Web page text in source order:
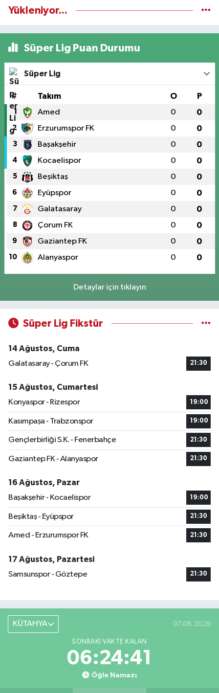
Yükleniyor...
Süper Lig Puan Durumu
Süper Lig
# Takım O P
1 Amed 0 0
2 Erzurumspor FK 0 0
3 Başakşehir 0 0
4 Kocaelispor 0 0
5 Beşiktaş 0 0
6 Eyüpspor 0 0
7 Galatasaray 0 0
8 Çorum FK 0 0
9 Gaziantep FK 0 0
10 Alanyaspor 0 0
Detaylar için tıklayın
Süper Lig Fikstür
14 Ağustos, Cuma
Galatasaray - Çorum FK
21:30
15 Ağustos, Cumartesi
Konyaspor - Rizespor
19:00
Kasımpaşa - Trabzonspor 19:00
Gençlerbirliği S.K. - Fenerbahçe 21:30
Gaziantep FK - Alanyaspor 21:30
16 Ağustos, Pazar
Başakşehir - Kocaelispor
19:00
Beşiktaş - Eyüpspor 21:30
Amed - Erzurumspor FK 21:30
17 Ağustos, Pazartesi
Samsunspor - Göztepe
21:30
KÜTAHYA 07.08.2026
SONRAKI VAKTE KALAN
06:24:40
Öğle Namazı